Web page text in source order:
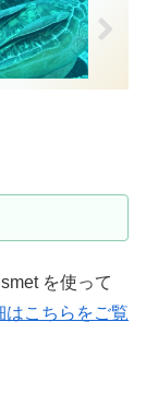
を使って
はこちらをご覧